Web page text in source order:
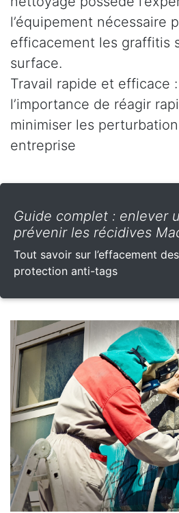
l’équipement nécessaire
efficacement les graffitis
surface.
Travail rapide et efficace
l’importance de réagir
minimiser les
entreprise
Guide complet : enlever
prévenir les récidives
Tout savoir sur l’effacement
protection anti-tags